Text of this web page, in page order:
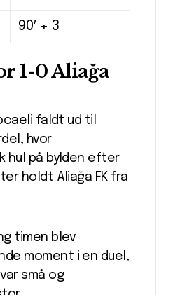
90′ + 3
1-0 Aliağa
faldt ud til
hvor
hul på bylden efter
holdt Aliağa FK fra
timen blev
moment i en duel,
små og